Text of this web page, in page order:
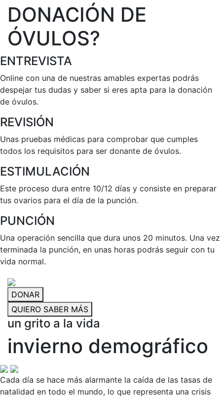
DONACIÓN DE
ÓVULOS?
ENTREVISTA
Online con una de nuestras amables expertas podrás
despejar tus dudas y saber si eres apta para la donación
de óvulos.
REVISIÓN
Unas pruebas médicas para comprobar que cumples
todos los requisitos para ser donante de óvulos.
ESTIMULACIÓN
Este proceso dura entre 10/12 días y consiste en preparar
tus ovarios para el día de la punción.
PUNCIÓN
Una operación sencilla que dura unos 20 minutos. Una vez
terminada la punción, en unas horas podrás seguir con tu
vida normal.
DONAR
QUIERO SABER MÁS
un grito a la vida
invierno demográfico
Cada día se hace más alarmante la caída de las tasas de
natalidad en todo el mundo, lo que representa una crisis